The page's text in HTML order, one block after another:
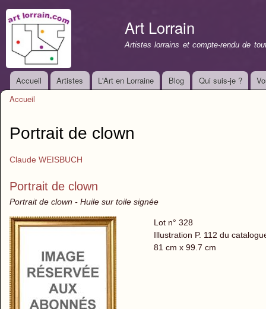
Art Lorrain
Artistes lorrains et compte-rendu de
Menu principal
Accueil Artistes L'Art en Lorraine Blog Qui suis-je ?
Accueil
Portrait de clown
Claude WEISBUCH
Portrait de clown
Portrait de clown - Huile sur toile signée
Lot n° 328
Illustration P. 112 du
81 cm x 99.7 cm